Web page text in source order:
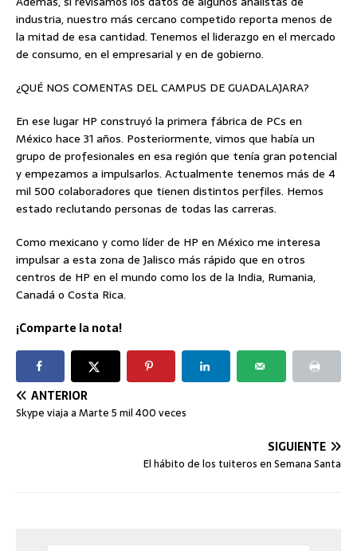
industria, nuestro más cercano competido reporta menos de
la mitad de esa cantidad. Tenemos el liderazgo en el mercado
de consumo, en el empresarial y en de gobierno.
¿QUÉ NOS COMENTAS DEL CAMPUS DE GUADALAJARA?
En ese lugar HP construyó la primera fábrica de PCs en
México hace 31 años. Posteriormente, vimos que había un
grupo de profesionales en esa región que tenía gran potencial
y empezamos a impulsarlos. Actualmente tenemos más de 4
mil 500 colaboradores que tienen distintos perfiles. Hemos
estado reclutando personas de todas las carreras.
Como mexicano y como líder de HP en México me interesa
impulsar a esta zona de Jalisco más rápido que en otros
centros de HP en el mundo como los de la India, Rumania,
Canadá o Costa Rica.
¡Comparte la nota!
ANTERIOR
Skype viaja a Marte 5 mil 400 veces
SIGUIENTE
El hábito de los tuiteros en Semana Santa